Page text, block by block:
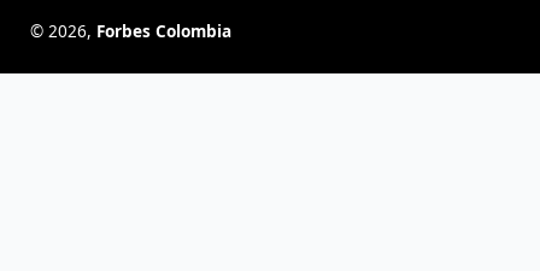
© 2026, Forbes Colombia